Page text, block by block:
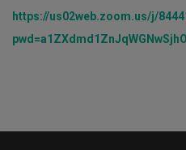
https://us02web.zoom.us/j/